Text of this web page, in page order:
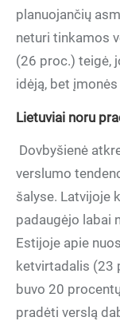
planuojančių
neturi tinkamos
(26 proc.) teigė,
idėją, bet
Lietuviai noru
Dovbyšienė
verslumo
šalyse. Latvijoje
padaugėjo labai
Estijoje apie
ketvirtadalis (23
buvo 20
pradėti verslą